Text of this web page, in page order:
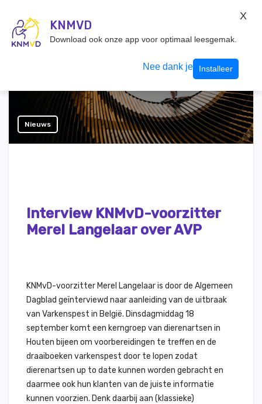
Inloggen
Nieuws
Interview KNMvD-voorzitter
Merel Langelaar over AVP
KNMvD-voorzitter Merel Langelaar is door de Algemeen
Dagblad geïnterviewd naar aanleiding van de uitbraak
van Varkenspest in België. Dinsdagmiddag 18
september komt een kerngroep van dierenartsen in
Houten bijeen om voorbereidingen te treffen en de
draaiboeken varkenspest door te lopen zodat
dierenartsen up to date kunnen worden gebracht en
daarmee ook hun klanten van de juiste informatie
kunnen voorzien. Denk daarbij aan (klassieke)
KNMVD
Download ook onze app voor optimaal leesgemak.
Nee dank je Installeer
X